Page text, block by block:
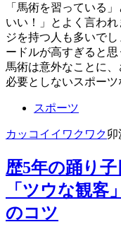
「馬術を習っている
いい！」とよく言わ
ジを持つ人も多いで
ードルが高すぎると
馬術は意外なことに
必要としないスポー
スポーツ
カッコイイ ワクワク卯
歴5年の踊り
「ツウな観客
のコツ